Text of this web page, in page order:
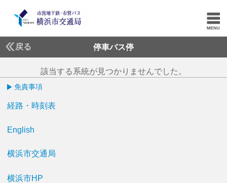
戻る 停車バス停
該当する系統が見つかりませんでした。
免責事項
経路・時刻表
English
横浜市交通局
横浜市HP